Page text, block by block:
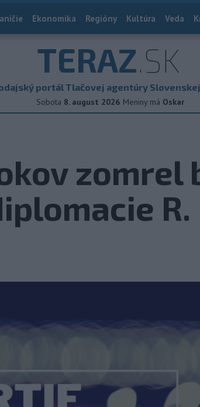
Ekonomika Regióny Kultúra Veda
TERAZ.SK
portál Tlačovej agentúry
Sobota 8. august 2026 Meniny má Oskar
R.